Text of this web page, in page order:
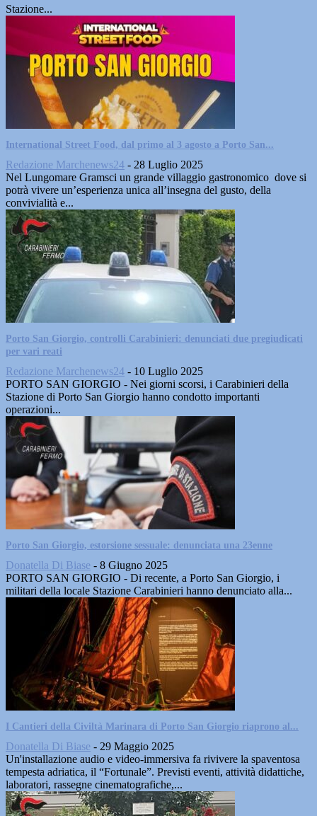
Stazione...
International Street Food, dal primo al 3 agosto a Porto San...
Redazione Marchenews24 - 28 Luglio 2025
Nel Lungomare Gramsci un grande villaggio gastronomico dove si
potrà vivere un’esperienza unica all’insegna del gusto, della
convivialità e...
Porto San Giorgio, controlli Carabinieri: denunciati due pregiudicati
per vari reati
Redazione Marchenews24 - 10 Luglio 2025
PORTO SAN GIORGIO - Nei giorni scorsi, i Carabinieri della
Stazione di Porto San Giorgio hanno condotto importanti
operazioni...
Porto San Giorgio, estorsione sessuale: denunciata una 23enne
Donatella Di Biase - 8 Giugno 2025
PORTO SAN GIORGIO - Di recente, a Porto San Giorgio, i
militari della locale Stazione Carabinieri hanno denunciato alla...
I Cantieri della Civiltà Marinara di Porto San Giorgio riaprono al...
Donatella Di Biase - 29 Maggio 2025
Un'installazione audio e video-immersiva fa rivivere la spaventosa
tempesta adriatica, il “Fortunale”. Previsti eventi, attività didattiche,
laboratori, rassegne cinematografiche,...